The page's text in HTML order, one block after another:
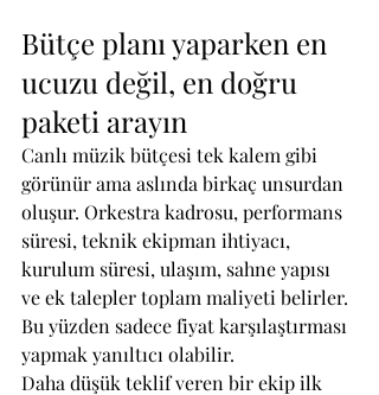
Bütçe planı yaparken en
ucuzu değil, en doğru
paketi arayın
Canlı müzik bütçesi tek kalem gibi
görünür ama aslında birkaç unsurdan
oluşur. Orkestra kadrosu, performans
süresi, teknik ekipman ihtiyacı,
kurulum süresi, ulaşım, sahne yapısı
ve ek talepler toplam maliyeti belirler.
Bu yüzden sadece fiyat karşılaştırması
yapmak yanıltıcı olabilir.
Daha düşük teklif veren bir ekip ilk